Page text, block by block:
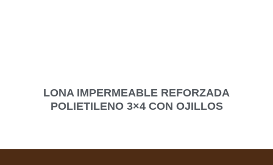
LONA IMPERMEABLE REFORZADA
POLIETILENO 3×4 CON OJILLOS